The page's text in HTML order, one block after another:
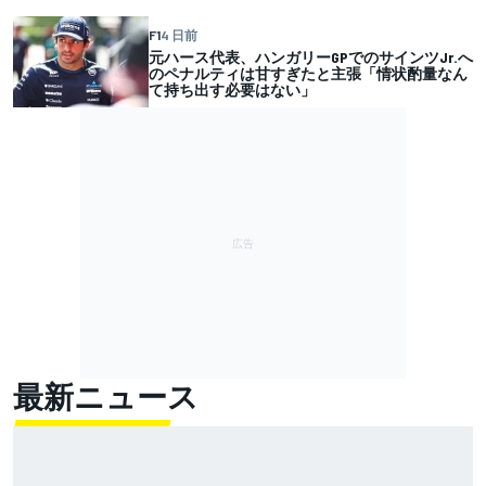
F14 日前
元ハース代表、ハンガリーGPでのサインツJr.へ
のペナルティは甘すぎたと主張「情状酌量なん
て持ち出す必要はない」
最新ニュース